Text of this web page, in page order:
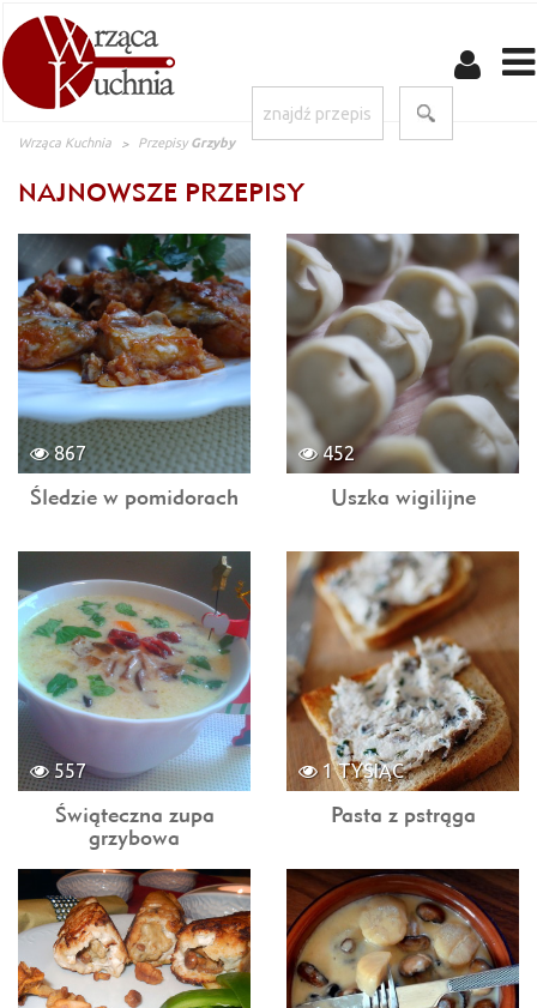
Wrząca Kuchnia Przepisy Grzyby
NAJNOWSZE PRZEPISY
867
Śledzie w pomidorach
452
Uszka wigilijne
557
Świąteczna zupa
grzybowa
1 TYSIĄC
Pasta z pstrąga